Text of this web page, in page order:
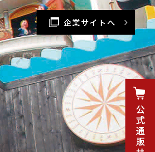
企業サイトへ